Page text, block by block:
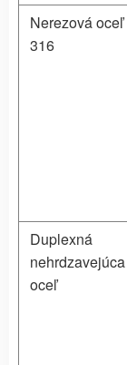
Nerezová oceľ
316
Duplexná
nehrdzavejúca
oceľ